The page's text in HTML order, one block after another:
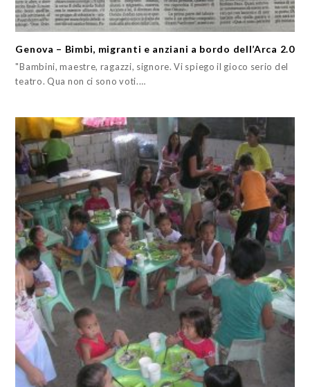
Genova – Bimbi, migranti e anziani a bordo dell’Arca 2.0
"Bambini, maestre, ragazzi, signore. Vi spiego il gioco serio del
teatro. Qua non ci sono voti.…